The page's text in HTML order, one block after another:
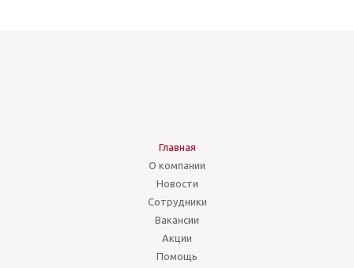
Главная
О компании
Новости
Сотрудники
Вакансии
Акции
Помощь